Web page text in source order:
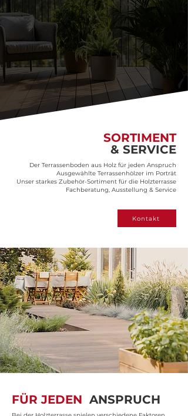
SORTIMENT
& SERVICE
Der Terrassenboden aus Holz für jeden Anspruch
Ausgewählte Terrassenhölzer im Porträt
Unser starkes Zubehör-Sortiment für die Holzterrasse
Fachberatung, Ausstellung & Service
Kontakt
FÜR JEDEN ANSPRUCH